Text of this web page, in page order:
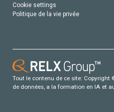
Cookie settings
Politique de la vie privée
Tout le contenu de ce site: Copyright
de données, a la formation en IA et